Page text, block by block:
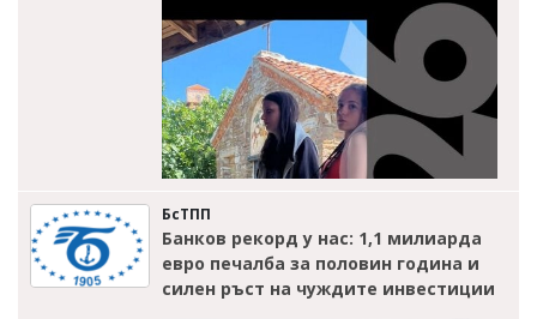
БсТПП
Банков рекорд у нас: 1,1 милиарда
евро печалба за половин година и
силен ръст на чуждите инвестиции